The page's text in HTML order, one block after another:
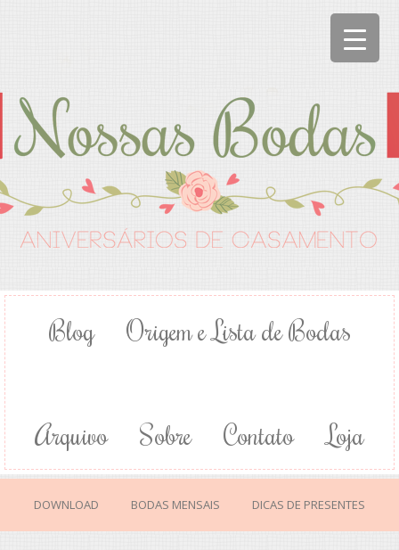
Blog Origem e Lista de Bodas
Arquivo Sobre Contato Loja
DOWNLOAD BODAS MENSAIS DICAS DE PRESENTES